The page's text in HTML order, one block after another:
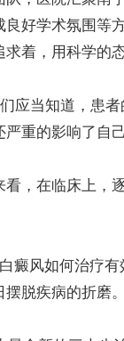
好学术氛围
着，用科学的
应当知道，患
重的影响了自
在临床上，
癜风如何治疗
脱疾病的折磨。